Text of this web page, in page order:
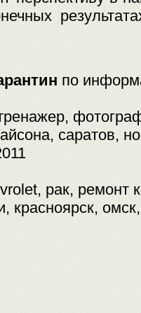
по
саратов,
рак, ремонт
красноярск,